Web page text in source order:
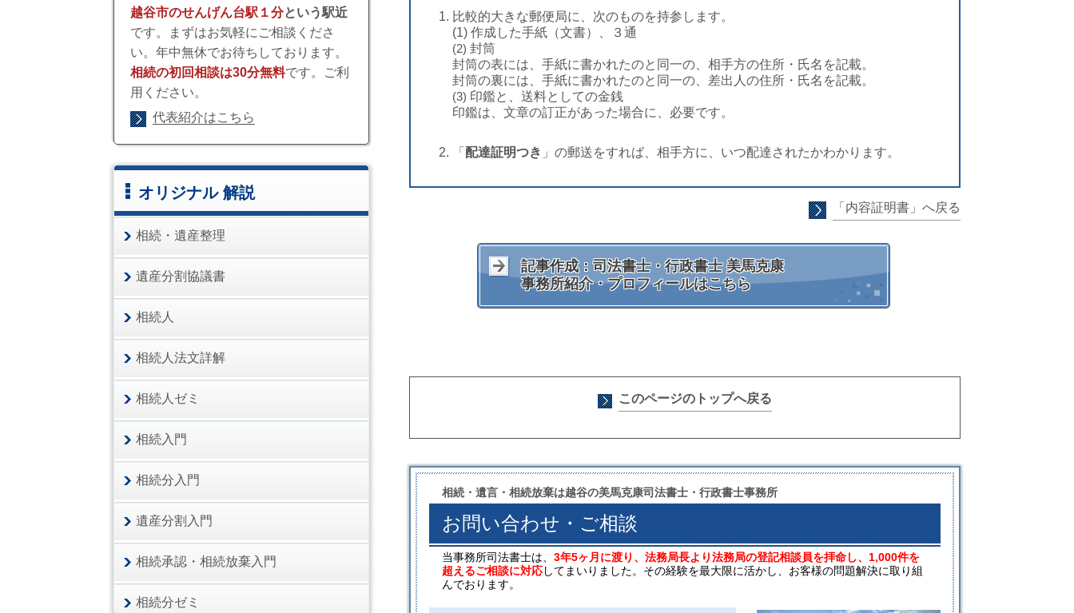
比較的大きな郵便局に、次のものを持参します。
(1) 作成した手紙（文書）、３通
(2) 封筒
封筒の表には、手紙に書かれたのと同一の、相手方の住所・氏名を記載。
封筒の裏には、手紙に書かれたのと同一の、差出人の住所・氏名を記載。
(3) 印鑑と、送料としての金銭
印鑑は、文章の訂正があった場合に、必要です。
「 配達証明つき 」の郵送をすれば、相手方に、いつ配達されたかわかります。
「内容証明書」へ戻る
記事作成：司法書士・行政書士 美馬克康
事務所紹介・プロフィールはこちら
このページのトップへ戻る
相続・遺言・相続放棄は越谷の美馬克康司法書士・行政書士事務所
お問い合わせ・ご相談
当事務所司法書士は、 3年5ヶ月に渡り、法務局長より法務局の登記相談員を拝命し、1,000件を
超えるご相談に対応してまいりました。その経験を最大限に活かし、お客様の問題解決に取り組
んでおります。
越谷市のせんげん台駅１分という駅近
です。まずはお気軽にご相談くださ
い。年中無休でお待ちしております。
相続の初回相談は30分無料です。ご利
用ください。
代表紹介はこちら
オリジナル 解説
相続・遺産整理
遺産分割協議書
相続人
相続人法文詳解
相続人ゼミ
相続入門
相続分入門
遺産分割入門
相続承認・相続放棄入門
相続分ゼミ